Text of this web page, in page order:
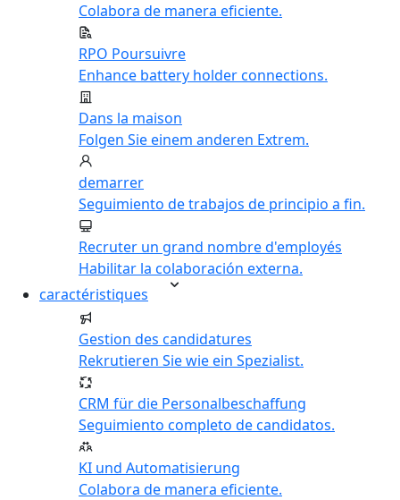
Colabora de manera eficiente.
RPO Poursuivre
Enhance battery holder connections.
Dans la maison
Folgen Sie einem anderen Extrem.
demarrer
Seguimiento de trabajos de principio a fin.
Recruter un grand nombre d'employés
Habilitar la colaboración externa.
caractéristiques
Gestion des candidatures
Rekrutieren Sie wie ein Spezialist.
CRM für die Personalbeschaffung
Seguimiento completo de candidatos.
KI und Automatisierung
Colabora de manera eficiente.